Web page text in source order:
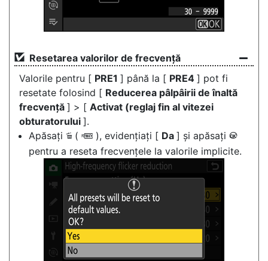
Resetarea valorilor de frecvență
Valorile pentru [ PRE1 ] până la [ PRE4 ] pot fi
resetate folosind [ Reducerea pâlpâirii de înaltă
frecvență ] > [ Activat (reglaj fin al vitezei
obturatorului ].
Apăsați O ( Q ), evidențiați [ Da ] și apăsați J
pentru a reseta frecvențele la valorile implicite.